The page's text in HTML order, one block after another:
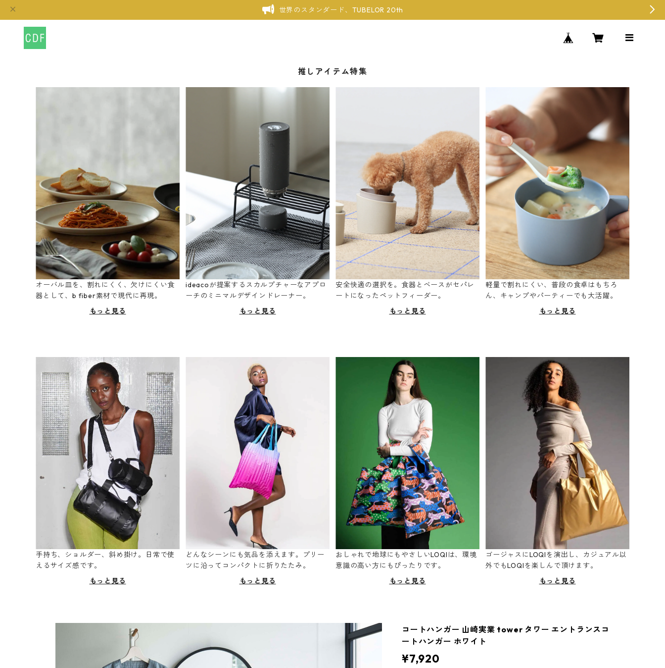
世界のスタンダード、TUBELOR 20th
推しアイテム特集
オーバル皿を、割れにくく、欠けにくい食
器として、b fiber素材で現代に再現。
もっと見る
ideacoが提案するスカルプチャーなアプロ
ーチのミニマルデザインドレーナー。
もっと見る
安全快適の選択を。食器とベースがセパレ
ートになったペットフィーダー。
もっと見る
軽量で割れにくい、普段の食卓はもちろ
ん、キャンプやパーティーでも大活躍。
もっと見る
手持ち、ショルダー、斜め掛け。日常で使
えるサイズ感です。
もっと見る
どんなシーンにも気品を添えます。プリー
ツに沿ってコンパクトに折りたたみ。
もっと見る
おしゃれで地球にもやさしいLOQIは、環境
意識の高い方にもぴったりです。
もっと見る
ゴージャスにLOQIを演出し、カジュアル以
外でもLOQIを楽しんで頂けます。
もっと見る
コートハンガー 山崎実業 tower タワー エントランスコ
ートハンガー ホワイト
¥7,920